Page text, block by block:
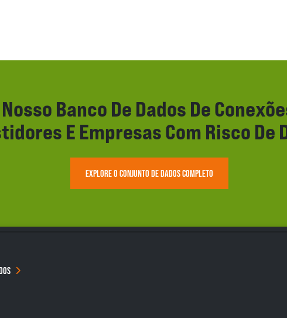
Banco De Dados De
E Empresas Com Risco De
EXPLORE O CONJUNTO DE DADOS COMPLETO